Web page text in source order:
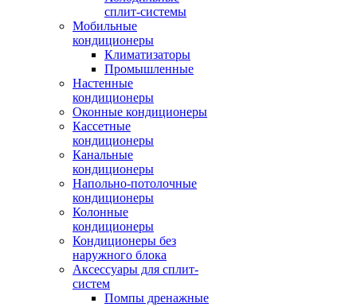
сплит-системы
Мобильные
кондиционеры
Климатизаторы
Промышленные
Настенные
кондиционеры
Оконные кондиционеры
Кассетные
кондиционеры
Канальные
кондиционеры
Напольно-потолочные
кондиционеры
Колонные
кондиционеры
Кондиционеры без
наружного блока
Аксессуары для сплит-
систем
Помпы дренажные